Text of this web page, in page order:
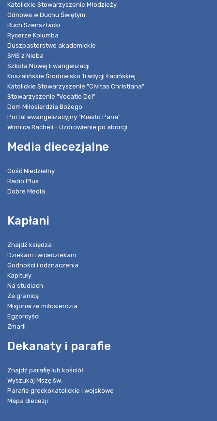
Katolickie Stowarzyszenie Młodzieży
Odnowa w Duchu Świętym
Ruch Szensztacki
Rycerze Kolumba
Duszpasterstwo akademickie
SMS z Nieba
Szkoła Nowej Ewangelizacji
Koszalińskie Środowisko Tradycji Łacińskiej
Katolickie Stowarzyszenie "Civitas Christiana"
Stowarzyszenie "Vocatio Dei"
Dom Miłosierdzia Bożego
Portal ewangelizacyjny "Miasto Pana"
Winnica Racheli - Uzdrowienie po aborcji
Media diecezjalne
Gość Niedzielny
Radio Plus
Dobre Media
Kapłani
Znajdź księdza
Dziekani i wicedziekani
Godności i odznaczenia
Kapituły
Na studiach
Za granicą
Misjonarze miłosierdzia
Egzorcyści
Zmarli
Dekanaty i parafie
Znajdź parafię lub kościół
Wyszukaj Mszę św.
Parafie greckokatolickie i wojskowe
Mapa diecezji